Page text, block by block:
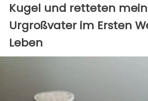
Kugel und retteten
Urgroßvater im Ersten
Leben